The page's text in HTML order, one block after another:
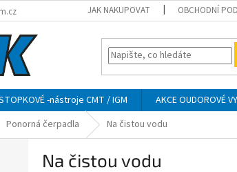
JAK NAKUPOVAT OBCHODNÍ
-nástroje CMT / IGM AKCE OUDOROVÉ
Ponorná čerpadla Na čistou vodu
Na čistou vodu